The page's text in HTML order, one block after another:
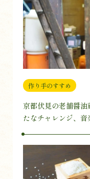
作り手のすすめ
京都伏見の老舗醤
たなチャレンジ、音